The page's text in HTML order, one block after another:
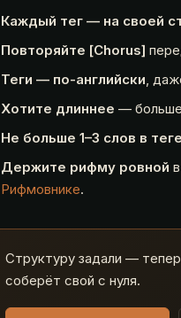
Каждый тег — на своей
Повторяйте [Chorus]
Теги — по-английски,
Хотите длиннее — больше
Не больше 1–3 слов в
Держите рифму ровной
Рифмовнике.
Структуру задали —
соберёт свой с нуля.